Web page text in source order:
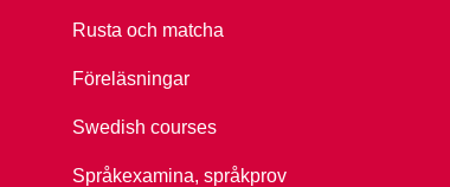
Rusta och matcha
Föreläsningar
Swedish courses
Språkexamina, språkprov